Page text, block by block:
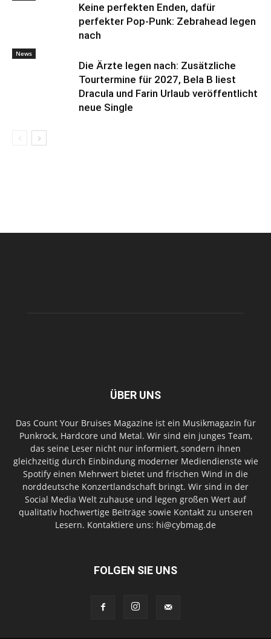
Keine perfekten Enden, dafür
perfekter Pop-Punk: Zebrahead legen
nach
News
Die Ärzte legen nach: Zusätzliche
Tourtermine für 2027, Bela B liest
Dracula und Farin Urlaub veröffentlicht
neue Single
ÜBER UNS
Das Count Your Bruises Magazine ist ein Musikmagazin für
Punkrock, Hardcore und Metal. Wir sind ein junges Team,
das seine Leser nicht nur informiert, sondern ihnen
gleichzeitig durch Einbindung moderner Mediendienste wie
Spotify einen Mehrwert bietet und frischen Wind in die
norddeutsche Konzertlandschaft bringt. Wir sind in der
Social Media Welt zuhause und legen großen Wert auf
qualitativ hochwertige Beiträge sowie Kontakt zu unseren
Lesern. Kontaktiere uns: hi@cybmag.de
FOLGEN SIE UNS